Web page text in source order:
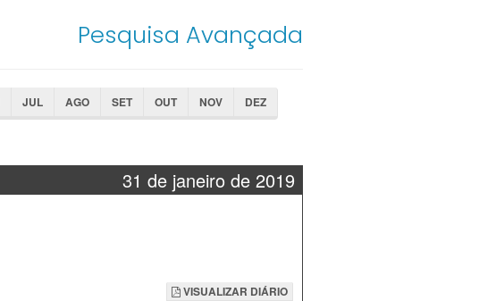
Pesquisa Avançada
JUL AGO SET OUT NOV
DEZ
31 de janeiro de 2019
VISUALIZAR DIÁRIO